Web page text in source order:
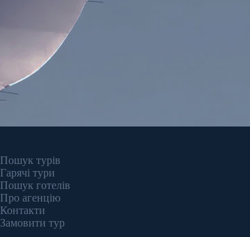
Пошук турів
Гарячі тури
Пошук готелів
Про агенцію
Контакти
Замовити тур